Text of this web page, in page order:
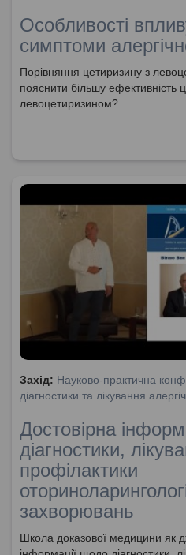
Особливості
симптоми
Порівняння цетиризину з
пояснити більшу ефективність
левоцетиризином?
Захід: Науково-практична
діагностики та лікування
Достовірна
діагностики,
профілактики
захворювань
Школа доказової медицини як